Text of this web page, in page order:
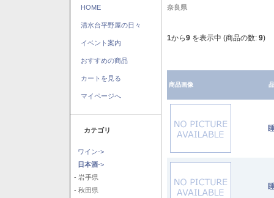
HOME
清水台平野屋の日々
イベント案内
おすすめの商品
カートを見る
マイページへ
カテゴリ
ワイン->
日本酒->
- 岩手県
- 秋田県
奈良県
1から9 を表示中 (商品の数: 9)
商品画像